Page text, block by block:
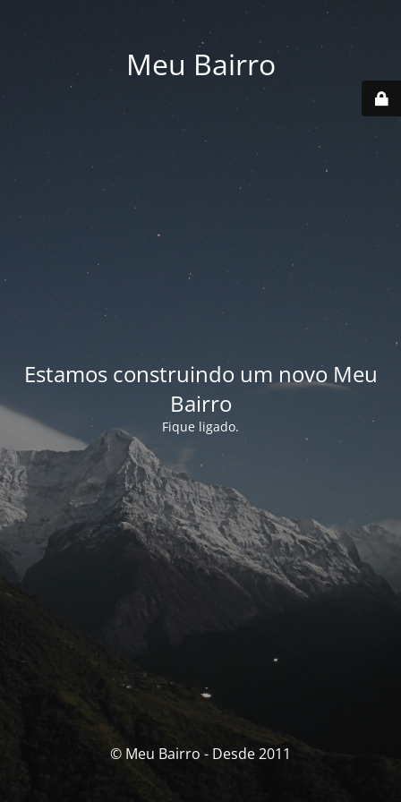
Meu Bairro
Estamos construindo um novo Meu
Bairro
Fique ligado.
© Meu Bairro - Desde 2011